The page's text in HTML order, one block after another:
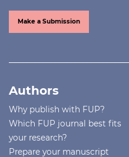
Make a Submission
Authors
Why publish with FUP?
Which FUP journal best fits
your research?
Prepare your manuscript